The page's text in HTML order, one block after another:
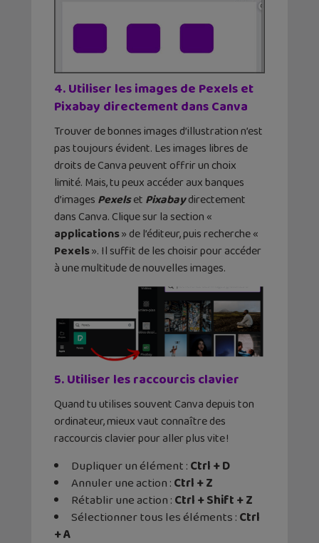
4. Utiliser les images de Pexels et
Pixabay directement dans Canva
Trouver de bonnes images d’illustration n’est
pas toujours évident. Les images libres de
droits de Canva peuvent offrir un choix
limité. Mais, tu peux accéder aux banques
d’images Pexelset Pixabaydirectement
dans Canva. Clique sur la section «
applications» de l’éditeur, puis recherche «
Pexels». Il suffit de les choisir pour accéder
à une multitude de nouvelles images.
5. Utiliser les raccourcis clavier
Quand tu utilises souvent Canva depuis ton
ordinateur, mieux vaut connaître des
raccourcis clavier pour aller plus vite !
Dupliquer un élément :Ctrl + D
Annuler une action :Ctrl + Z
Rétablir une action :Ctrl + Shift + Z
Sélectionner tous les éléments :Ctrl
+ A